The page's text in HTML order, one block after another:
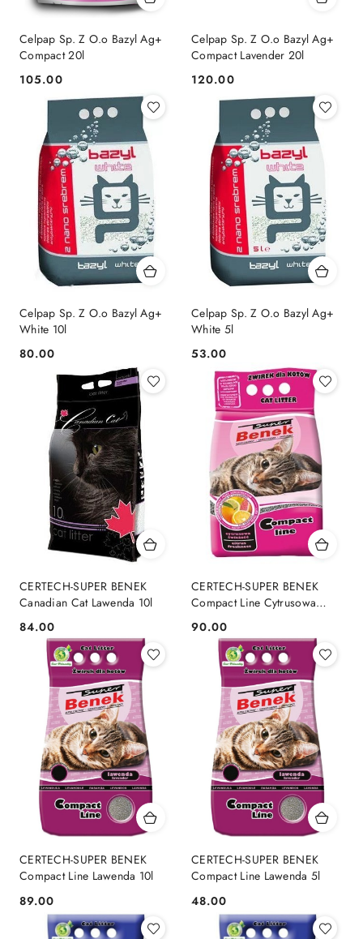
Celpap Sp. Z O.o Bazyl Ag+
Compact 20l
Cena:
105.00
Celpap Sp. Z O.o Bazyl Ag+
Compact Lavender 20l
Cena:
120.00
Celpap Sp. Z O.o Bazyl Ag+
White 10l
Cena:
80.00
Celpap Sp. Z O.o Bazyl Ag+
White 5l
Cena:
53.00
CERTECH-SUPER BENEK
Canadian Cat Lawenda 10l
Cena:
84.00
CERTECH-SUPER BENEK
Compact Line Cytrusowa
Świeżość 10l
Cena:
90.00
CERTECH-SUPER BENEK
Compact Line Lawenda 10l
Cena:
89.00
CERTECH-SUPER BENEK
Compact Line Lawenda 5l
Cena:
48.00